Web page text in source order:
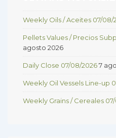
Weekly Oils / Aceites 07/08/
Pellets Values / Precios
agosto 2026
Daily Close 07/08/20267
Weekly Oil Vessels Line-up
Weekly Grains / Cereales